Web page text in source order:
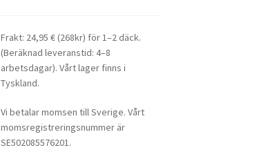
Frakt: 24,95 € (268kr) för 1–2 däck.
(Beräknad leveranstid: 4–8
arbetsdagar). Vårt lager finns i
Tyskland.
Vi betalar momsen till Sverige. Vårt
momsregistreringsnummer är
SE502085576201.